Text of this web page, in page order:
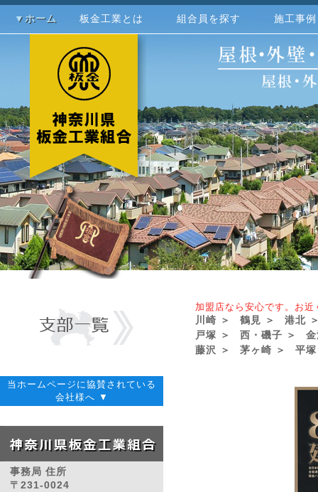
▼ホーム 板金工業とは 組合員を探す 施工事例
加盟店なら安心です。お
川崎 ＞ 鶴見 ＞
港北
戸塚 ＞
西・磯子 ＞
藤沢 ＞
茅ヶ崎 ＞ 平
当ホームページに協賛されている
会社様へ ▼
事務局 住所
〒231-0024